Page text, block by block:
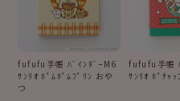
fufufu手帳 ﾊﾞｲﾝﾀﾞｰM6
ｻﾝﾘｵ ﾎﾟﾑﾎﾟﾑﾌﾟﾘﾝ おや
つ
fufufu手帳
ｻﾝﾘｵ ﾎﾟﾁｬｯ